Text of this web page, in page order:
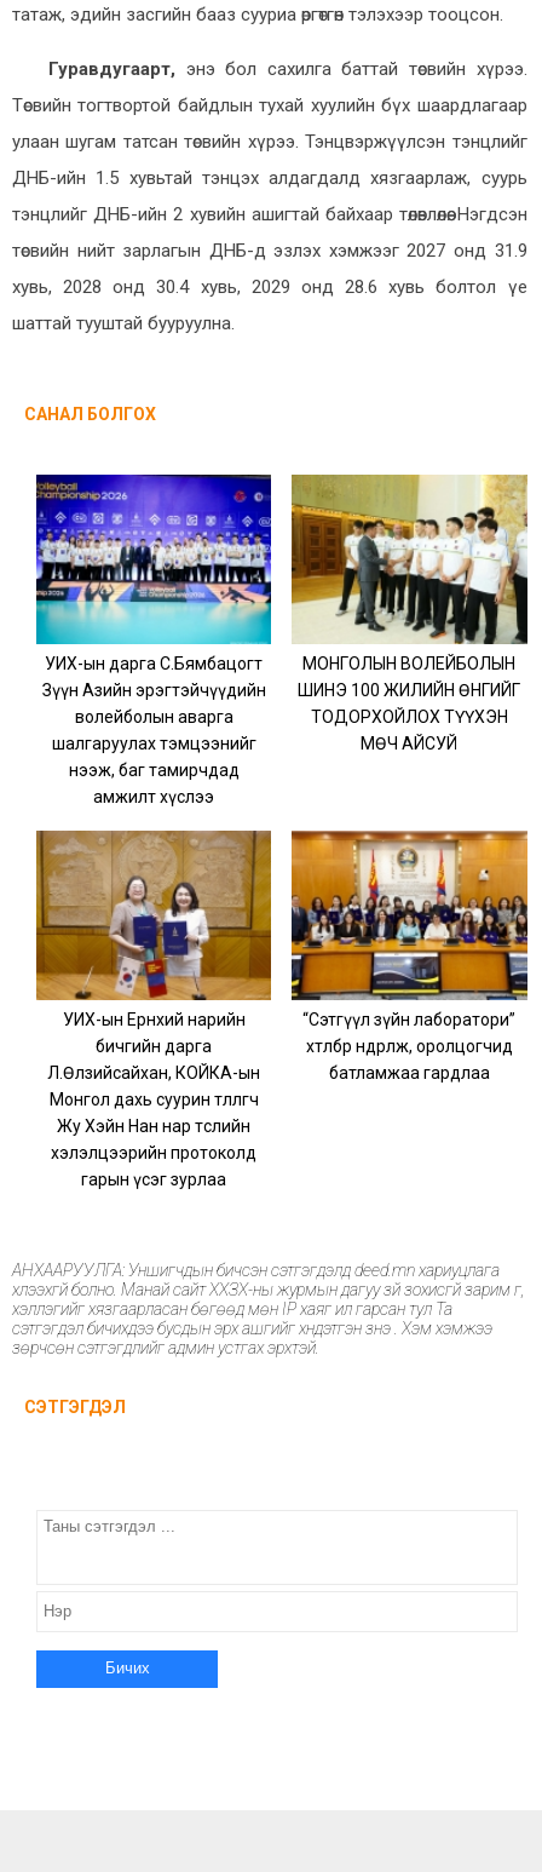
татаж, эдийн засгийн бааз сууриа өргөтгөн тэлэхээр тооцсон.
Гуравдугаарт, энэ бол сахилга баттай төсвийн хүрээ.
Төсвийн тогтвортой байдлын тухай хуулийн бүх шаардлагаар
улаан шугам татсан төсвийн хүрээ. Тэнцвэржүүлсэн тэнцлийг
ДНБ-ийн 1.5 хувьтай тэнцэх алдагдалд хязгаарлаж, суурь
тэнцлийг ДНБ-ийн 2 хувийн ашигтай байхаар төлөвлөлөө. Нэгдсэн
төсвийн нийт зарлагын ДНБ-д эзлэх хэмжээг 2027 онд 31.9
хувь, 2028 онд 30.4 хувь, 2029 онд 28.6 хувь болтол үе
шаттай тууштай бууруулна.
САНАЛ БОЛГОХ
УИХ-ын дарга С.Бямбацогт
Зүүн Азийн эрэгтэйчүүдийн
волейболын аварга
шалгаруулах тэмцээнийг
нээж, баг тамирчдад
амжилт хүслээ
МОНГОЛЫН ВОЛЕЙБОЛЫН
ШИНЭ 100 ЖИЛИЙН ӨНГИЙГ
ТОДОРХОЙЛОХ ТҮҮХЭН
МӨЧ АЙСУЙ
УИХ-ын Ерөнхий нарийн
бичгийн дарга
Л.Өлзийсайхан, КОЙКА-ын
Монгол дахь суурин төлөөлөгч
Жу Хэйн Нан нар төслийн
хэлэлцээрийн протоколд
гарын үсэг зурлаа
“Сэтгүүл зүйн лаборатори”
хөтөлбөр өндөрлөж, оролцогчид
батламжаа гардлаа
АНХААРУУЛГА: Уншигчдын бичсэн сэтгэгдэлд deed.mn хариуцлага
хүлээхгүй болно. Манай сайт ХХЗХ-ны журмын дагуу зүй зохисгүй зарим үг,
хэллэгийг хязгаарласан бөгөөд мөн IP хаяг ил гарсан тул Та
сэтгэгдэл бичихдээ бусдын эрх ашгийг хүндэтгэн үзнэ үү. Хэм хэмжээ
зөрчсөн сэтгэгдлийг админ устгах эрхтэй.
СЭТГЭГДЭЛ